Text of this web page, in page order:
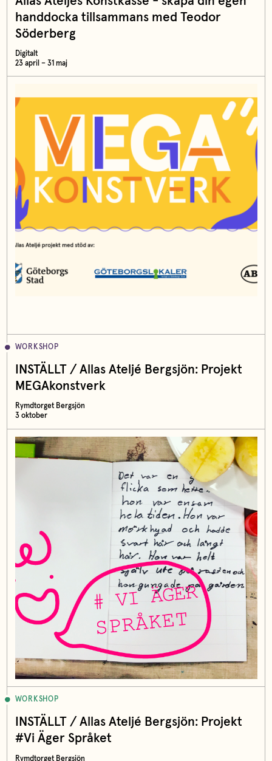
handdocka tillsammans med Teodor
Söderberg
Digitalt
23 april – 31 maj
WORKSHOP
INSTÄLLT / Allas Ateljé Bergsjön: Projekt
MEGAkonstverk
Rymdtorget Bergsjön
3 oktober
WORKSHOP
INSTÄLLT / Allas Ateljé Bergsjön: Projekt
#Vi Äger Språket
Rymdtorget Bergsjön